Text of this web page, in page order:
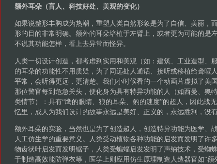
额外耳朵（盲人、科技好处、美观的变化）
如果说整形丰胸成为热潮，重塑人类自然形象是为了自信、美丽，
形的目的非常明确。额外的耳朵培植于左臂上，或者更为可能的是
不说其功能怎样，看上去异常而怪异。
人类一切设计创造，都考虑到实用和美观（如：建筑、工业造型、
的耳朵的功能性不用质疑，为了同远处人通话、接听或移植给聋哑
平常，会听得更远，更清楚。我们小时候看的一个动画片虚拟了美
那位警官每到危急关头，便化身为具有特异功能的人（如西曼、奥
类情节）：具有“鹰的眼睛、狼的耳朵、豹的速度”的超人，因此战
忆里，成人为我们设计的故事永远是美好、正义的，永远胜利，没
额外耳朵的实验，当然也是为了创造超人，创造特异功能为医学、
人工仿生学的重要意义。人类受动植物各种功能的启发而发明了许
物齿状叶启发而发明锯子，人类受蝙蝠启发发明了声纳技术，受蜘
于制造高效能防弹衣等，医学上则应用仿生原理制造人造器官如“额